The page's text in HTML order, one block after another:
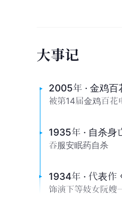
大事记
2005年 · 金鸡
被第14届金鸡百花
1935年 · 自杀身
吞服安眠药自杀
1934年 · 代表作
饰演下等妓女阮嫂